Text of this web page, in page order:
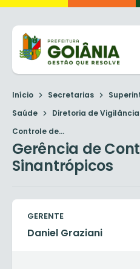
Início Secretarias
Saúde
Diretoria de
Controle de...
Gerência de
Sinantrópicos
GERENTE
Daniel Graziani